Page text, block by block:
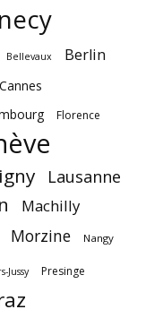
Bellevaux Berlin
Cannes
Florence
Lausanne
Machilly
Morzine Nangy
Jussy Presinge